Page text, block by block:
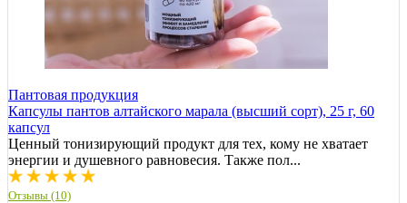
Пантовая продукция
Капсулы пантов алтайского марала (высший сорт), 25 г, 60
капсул
Ценный тонизирующий продукт для тех, кому не хватает
энергии и душевного равновесия. Также пол...
Отзывы (10)